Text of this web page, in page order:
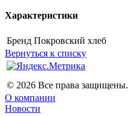
Характеристики
Бренд Покровский хлеб
Вернуться к списку
© 2026 Все права защищены.
О компании
Новости